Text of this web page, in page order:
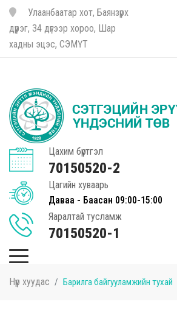
Улаанбаатар хот, Баянзүрх
дүүрэг, 34 дүгээр хороо, Шар
хадны эцэс, СЭМҮТ
Цахим бүртгэл
70150520-2
Цагийн хуваарь
Даваа - Баасан 09:00-15:00
Яаралтай тусламж
70150520-1
Нүүр хуудас Барилга байгууламжийн тухай